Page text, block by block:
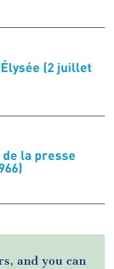
(2 juillet
la presse
and you can